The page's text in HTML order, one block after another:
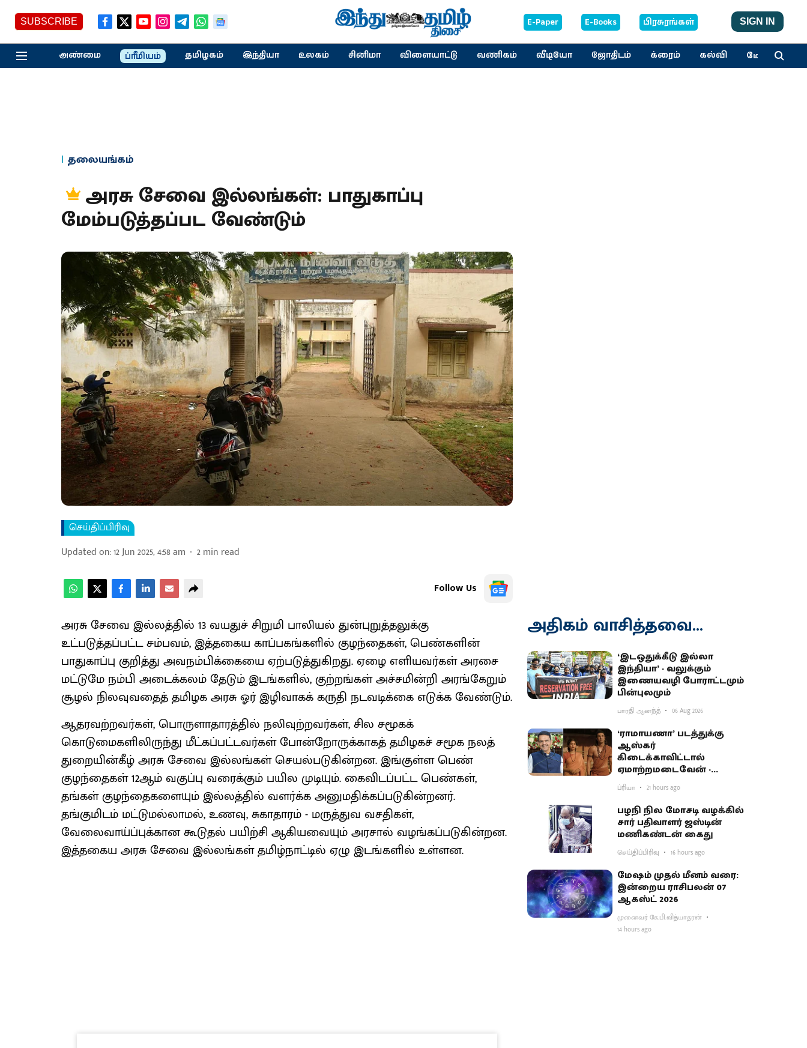
SUBSCRIBE E-Paper E-Books பிரசுரங்கள் SIGN IN
அண்மை ப்ரீமியம் தமிழகம் இந்தியா உலகம் சினிமா விளையாட்டு வணிகம் வீடியோ ஜோதிடம் க்ரைம் கல்வி மேலும்
தலையங்கம்
அரசு சேவை இல்லங்கள்: பாதுகாப்பு
மேம்படுத்தப்பட வேண்டும்
செய்திப்பிரிவு
Updated on:12 Jun 2025, 4:58 am 2min read
Follow Us
அரசு சேவை இல்லத்தில் 13 வயதுச் சிறுமி பாலியல் துன்புறுத்தலுக்கு
உட்படுத்தப்பட்ட சம்பவம், இத்தகைய காப்பகங்களில் குழந்தைகள், பெண்களின்
பாதுகாப்பு குறித்து அவநம்பிக்கையை ஏற்படுத்துகிறது. ஏழை எளியவர்கள் அரசை
மட்டுமே நம்பி அடைக்கலம் தேடும் இடங்களில், குற்றங்கள் அச்சமின்றி அரங்கேறும்
சூழல் நிலவுவதைத் தமிழக அரசு ஓர் இழிவாகக் கருதி நடவடிக்கை எடுக்க வேண்டும்.
ஆதரவற்றவர்கள், பொருளாதாரத்தில் நலிவுற்றவர்கள், சில சமூகக்
கொடுமைகளிலிருந்து மீட்கப்பட்டவர்கள் போன்றோருக்காகத் தமிழகச் சமூக நலத்
துறையின்கீழ் அரசு சேவை இல்லங்கள் செயல்படுகின்றன. இங்குள்ள பெண்
குழந்தைகள் 12ஆம் வகுப்பு வரைக்கும் பயில முடியும். கைவிடப்பட்ட பெண்கள்,
தங்கள் குழந்தைகளையும் இல்லத்தில் வளர்க்க அனுமதிக்கப்படுகின்றனர்.
தங்குமிடம் மட்டுமல்லாமல், உணவு, சுகாதாரம் - மருத்துவ வசதிகள்,
வேலைவாய்ப்புக்கான கூடுதல் பயிற்சி ஆகியவையும் அரசால் வழங்கப்படுகின்றன.
இத்தகைய அரசு சேவை இல்லங்கள் தமிழ்நாட்டில் ஏழு இடங்களில் உள்ளன.
அதிகம் வாசித்தவை...
‘இடஒதுக்கீடு இல்லா
இந்தியா’ - வலுக்கும்
இணையவழி போராட்டமும்
பின்புலமும்
பாரதி ஆனந்த் 06 Aug 2026
‘ராமாயணா’ படத்துக்கு
ஆஸ்கர்
கிடைக்காவிட்டால்
ஏமாற்றமடைவேன் -
மகாராஷ்டிர முதல்வர்
பகிர்வு
ப்ரியா 21 hours ago
பழநி நில மோசடி வழக்கில்
சார் பதிவாளர் ஜஸ்டின்
மணிகண்டன் கைது
செய்திப்பிரிவு 16 hours ago
மேஷம் முதல் மீனம் வரை:
இன்றைய ராசிபலன் 07
ஆகஸ்ட் 2026
முனைவர் கே.பி.வித்யாதரன்
14 hours ago